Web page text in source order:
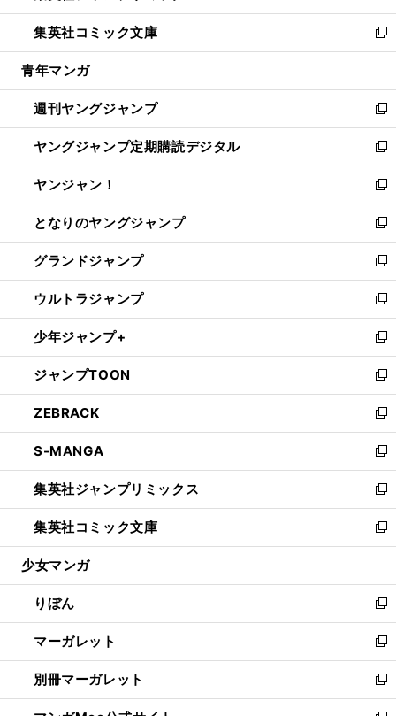
開
く
ウ
で
開
ン
ド
ウ
開
く
ウ
ィ
ン
ウ
で
開
く
し
い
ウ
ン
ド
ウ
で
開
く
集英社コミック文庫
新
し
ウ
ィ
ン
ド
ウ
で
開
く
青年マンガ
週刊ヤングジャンプ
新
し
い
ウ
ィ
ン
ド
ウ
で
開
く
ヤングジャンプ定期購読デジタル
新
し
い
ウ
ィ
ン
ド
ウ
で
開
く
ヤンジャン！
新
し
い
ウ
ィ
ン
ド
ウ
で
開
く
となりのヤングジャンプ
新
し
い
ウ
ィ
ン
ド
ウ
で
開
く
グランドジャンプ
新
し
い
ウ
ィ
ン
ド
ウ
で
開
く
ウルトラジャンプ
新
し
い
ウ
ィ
ン
ド
ウ
で
開
く
少年ジャンプ+
新
し
い
ウ
ィ
ン
ド
ウ
で
開
く
ジャンプTOON
新
し
い
ウ
ィ
ン
ド
ウ
で
開
ZEBRACK
新
し
い
ウ
ィ
ン
ド
ウ
開
く
S-MANGA
新
し
い
ウ
ィ
ン
ウ
で
開
く
集英社ジャンプリミックス
新
し
い
ウ
ン
ド
ウ
で
開
く
集英社コミック文庫
新
し
ウ
ィ
ン
ド
ウ
で
開
少女マンガ
りぼん
新
し
い
ウ
ィ
ン
マーガレット
新
し
い
ウ
別冊マーガレット
新
し